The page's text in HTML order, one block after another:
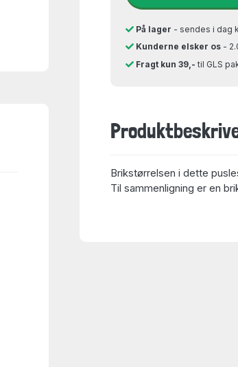
På lager - sendes i dag
Kunderne elsker os -
Fragt kun 39,- til GLS
Brikstørrelsen i dette
Til sammenligning er en